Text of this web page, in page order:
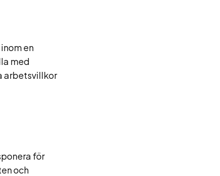
en
med
arbetsvillkor
för
och